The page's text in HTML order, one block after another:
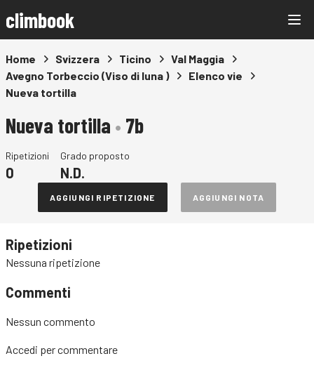
climbook
Home Svizzera Ticino
Val Maggia
Avegno Torbeccio (Viso di luna )
Elenco vie
Nueva tortilla
Nueva tortilla • 7b
Ripetizioni
0
Grado proposto
N.D.
AGGIUNGI RIPETIZIONE AGGIUNGI NOTA
Ripetizioni
Nessuna ripetizione
Commenti
Nessun commento
Accedi per commentare